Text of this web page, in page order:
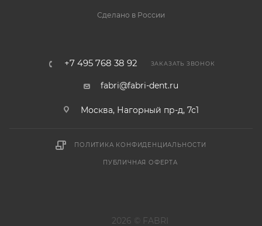
Сделано в России
+7 495 768 38 92 ЗАКАЗАТЬ ЗВОНОК
fabri@fabri-dent.ru
Москва, Нагорный пр-д, 7с1
ПОЛИТИКА КОНФИДЕНЦИАЛЬНОСТИ
ПУБЛИЧНАЯ ОФЕРТА
2026 © FABRI